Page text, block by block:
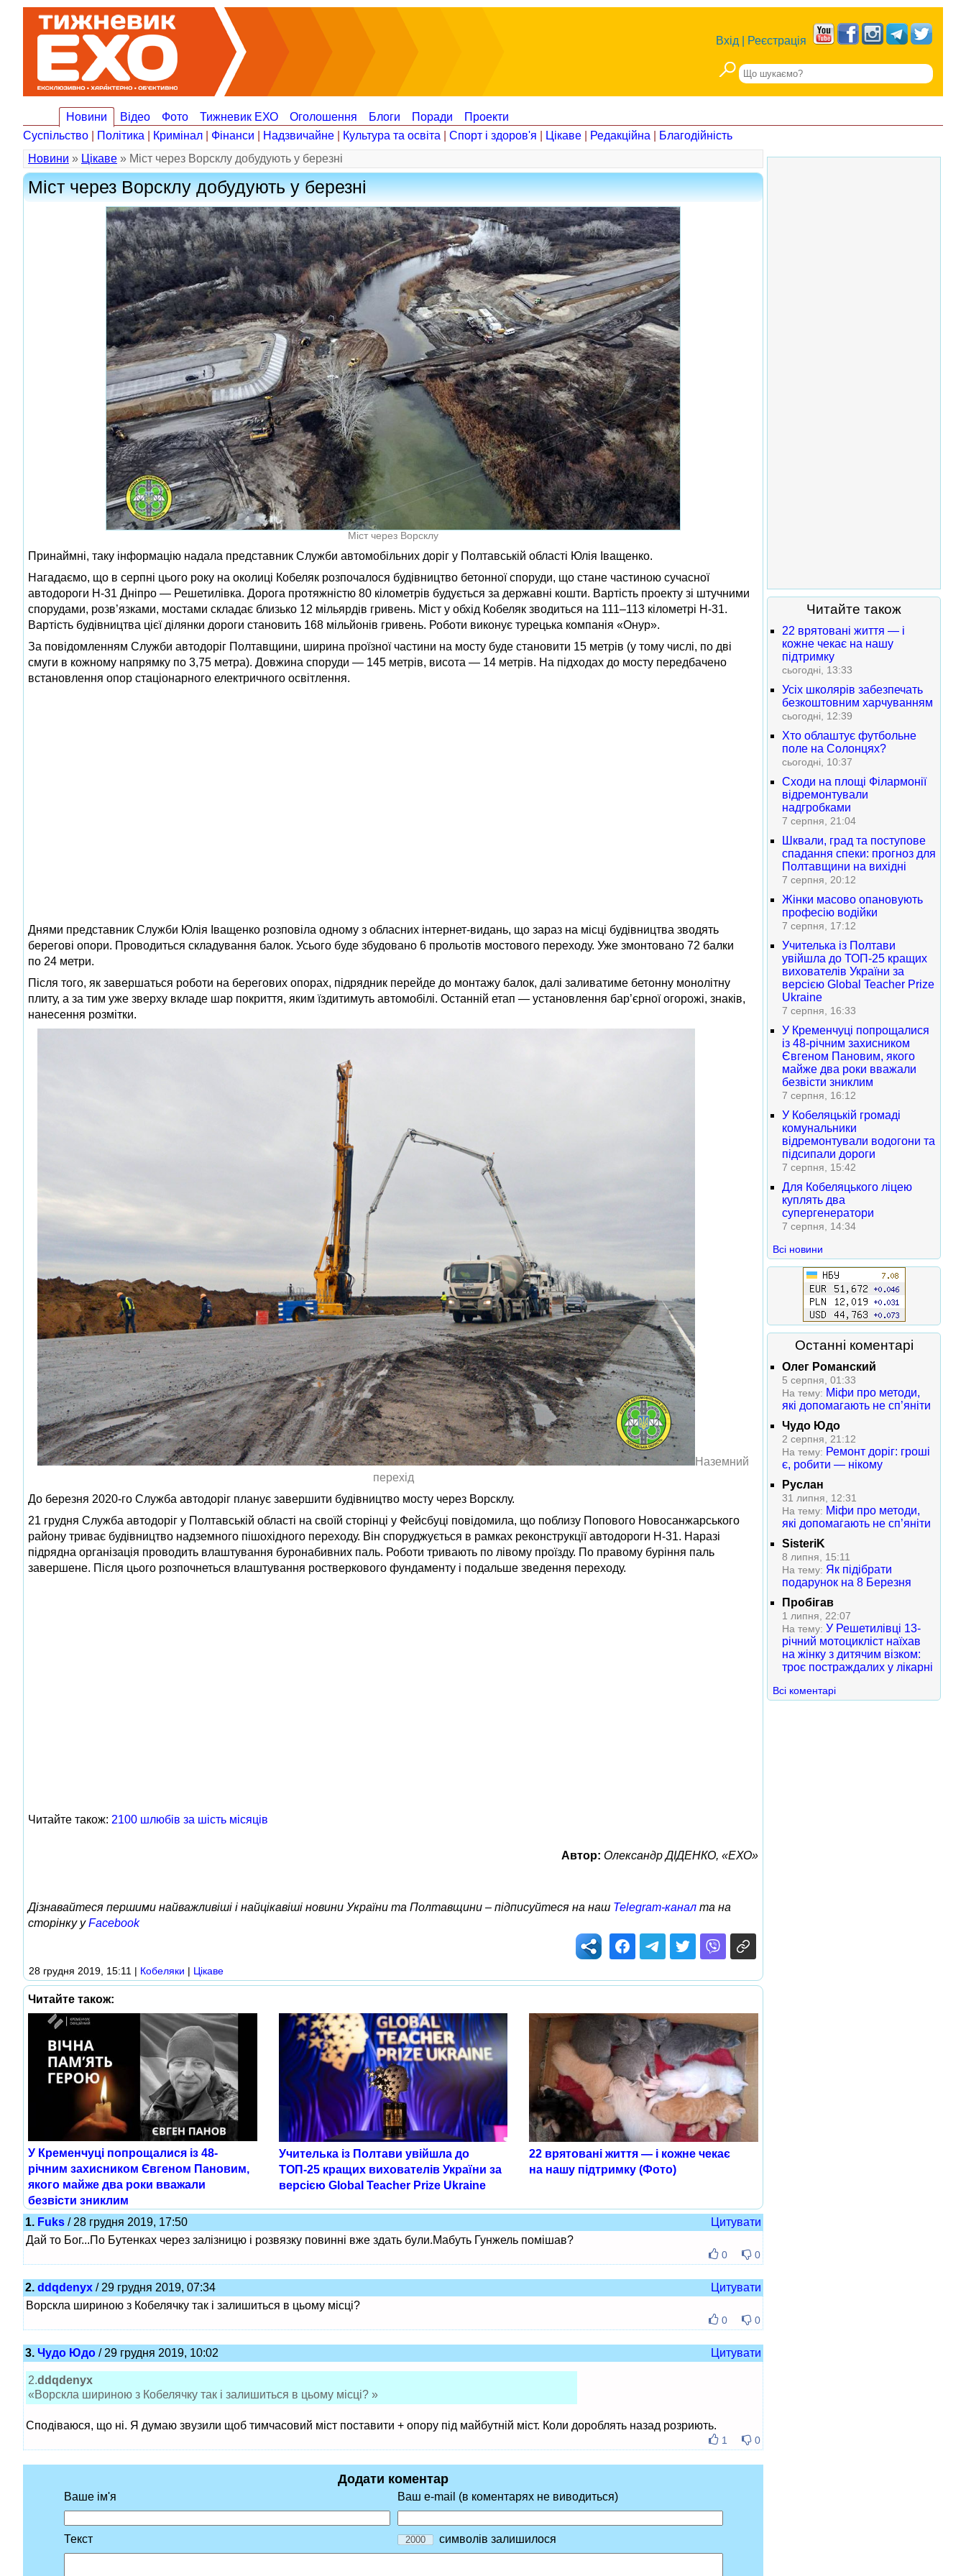
Вхід Реєстрація
Новини Відео Фото Тижневик ЕХО Оголошення Блоги Поради
Проекти
Суспільство
Політика Кримінал Фінанси Надзвичайне Культура та освіта Спорт і здоров'я Цікаве Редакційна
Благодійність
Новини » Цікаве » Міст через Ворсклу добудують у березні
Міст через Ворсклу добудують у березні
Міст через Ворсклу
Принаймні, таку інформацію надала представник Служби автомобільних доріг у Полтавській області Юлія Іващенко.
Нагадаємо, що в серпні цього року на околиці Кобеляк розпочалося будівництво бетонної споруди, що стане частиною сучасної
автодороги Н-31 Дніпро — Решетилівка. Дорога протяжністю 80 кілометрів будується за державні кошти. Вартість проекту зі штучними
спорудами, розв’язками, мостами складає близько 12 мільярдів гривень. Міст у обхід Кобеляк зводиться на 111–113 кілометрі Н-31.
Вартість будівництва цієї ділянки дороги становить 168 мільйонів гривень. Роботи виконує турецька компанія «Онур».
За повідомленням Служби автодоріг Полтавщини, ширина проїзної частини на мосту буде становити 15 метрів (у тому числі, по дві
смуги в кожному напрямку по 3,75 метра). Довжина споруди — 145 метрів, висота — 14 метрів. На підходах до мосту передбачено
встановлення опор стаціонарного електричного освітлення.
Днями представник Служби Юлія Іващенко розповіла одному з обласних інтернет-видань, що зараз на місці будівництва зводять
берегові опори. Проводиться складування балок. Усього буде збудовано 6 прольотів мостового переходу. Уже змонтовано 72 балки
по 24 метри.
Після того, як завершаться роботи на берегових опорах, підрядник перейде до монтажу балок, далі заливатиме бетонну монолітну
плиту, а за тим уже зверху вкладе шар покриття, яким їздитимуть автомобілі. Останній етап — установлення бар’єрної огорожі, знаків,
нанесення розмітки.
Наземний
перехід
До березня 2020‑го Служба автодоріг планує завершити будівництво мосту через Ворсклу.
21 грудня Служба автодоріг у Полтавській області на своїй сторінці у Фейсбуці повідомила, що поблизу Попового Новосанжарського
району триває будівництво надземного пішохідного переходу. Він споруджується в рамках реконструкції автодороги Н-31. Наразі
підрядна організація проводить влаштування буронабивних паль. Роботи тривають по лівому проїзду. По правому буріння паль
завершене. Після цього розпочнеться влаштування ростверкового фундаменту і подальше зведення переходу.
Читайте також: 2100 шлюбів за шість місяців
Автор: Олександр ДІДЕНКО, «ЕХО»
Дізнавайтеся першими найважливіші і найцікавіші новини України та Полтавщини – підписуйтеся на наш Telegram-канал та на
сторінку уFacebook
28 грудня 2019, 15:11 | Кобеляки | Цікаве
Читайте також:
У Кременчуці попрощалися із 48-
річним захисником Євгеном Пановим,
якого майже два роки вважали
безвісти зниклим
Учителька із Полтави увійшла до
ТОП-25 кращих вихователів України за
версією Global Teacher Prize Ukraine
22 врятовані життя — і кожне чекає
на нашу підтримку (Фото)
1. Fuks / 28 грудня 2019, 17:50
Цитувати
Дай то Бог...По Бутенках через залізницю і розвязку повинні вже здать були.Мабуть Гунжель помішав?
0 0
2. ddqdenyx / 29 грудня 2019, 07:34
Цитувати
Ворскла шириною з Кобелячку так і залишиться в цьому місці?
0 0
3. Чудо Юдо / 29 грудня 2019, 10:02 Цитувати
2.ddqdenyx
«Ворскла шириною з Кобелячку так і залишиться в цьому місці? »
Сподіваюся, що ні. Я думаю звузили щоб тимчасовий міст поставити + опору під майбутній міст. Коли дороблять назад розриють.
1 0
Додати коментар
Ваше ім'я Ваш e-mail (в коментарях не виводиться)
Текст символів залишилося
Читайте також
22 врятовані життя — і
кожне чекає на нашу
підтримку
сьогодні, 13:33
Усіх школярів забезпечать
безкоштовним харчуванням
сьогодні, 12:39
Хто облаштує футбольне
поле на Солонцях?
сьогодні, 10:37
Сходи на площі Філармонії
відремонтували
надгробками
7 серпня, 21:04
Шквали, град та поступове
спадання спеки: прогноз для
Полтавщини на вихідні
7 серпня, 20:12
Жінки масово опановують
професію водійки
7 серпня, 17:12
Учителька із Полтави
увійшла до ТОП-25 кращих
вихователів України за
версією Global Teacher Prize
Ukraine
7 серпня, 16:33
У Кременчуці попрощалися
із 48-річним захисником
Євгеном Пановим, якого
майже два роки вважали
безвісти зниклим
7 серпня, 16:12
У Кобеляцькій громаді
комунальники
відремонтували водогони та
підсипали дороги
7 серпня, 15:42
Для Кобеляцького ліцею
куплять два
супергенератори
7 серпня, 14:34
Всі новини
Останні коментарі
Олег Романский
5 серпня, 01:33
На тему: Міфи про методи,
які допомагають не сп’яніти
Чудо Юдо
2 серпня, 21:12
На тему: Ремонт доріг: гроші
є, робити — нікому
Руслан
31 липня, 12:31
На тему: Міфи про методи,
які допомагають не сп’яніти
SisteriK
8 липня, 15:11
На тему: Як підібрати
подарунок на 8 Березня
Пробігав
1 липня, 22:07
На тему: У Решетилівці 13-
річний мотоцикліст наїхав
на жінку з дитячим візком:
троє постраждалих у лікарні
Всі коментарі